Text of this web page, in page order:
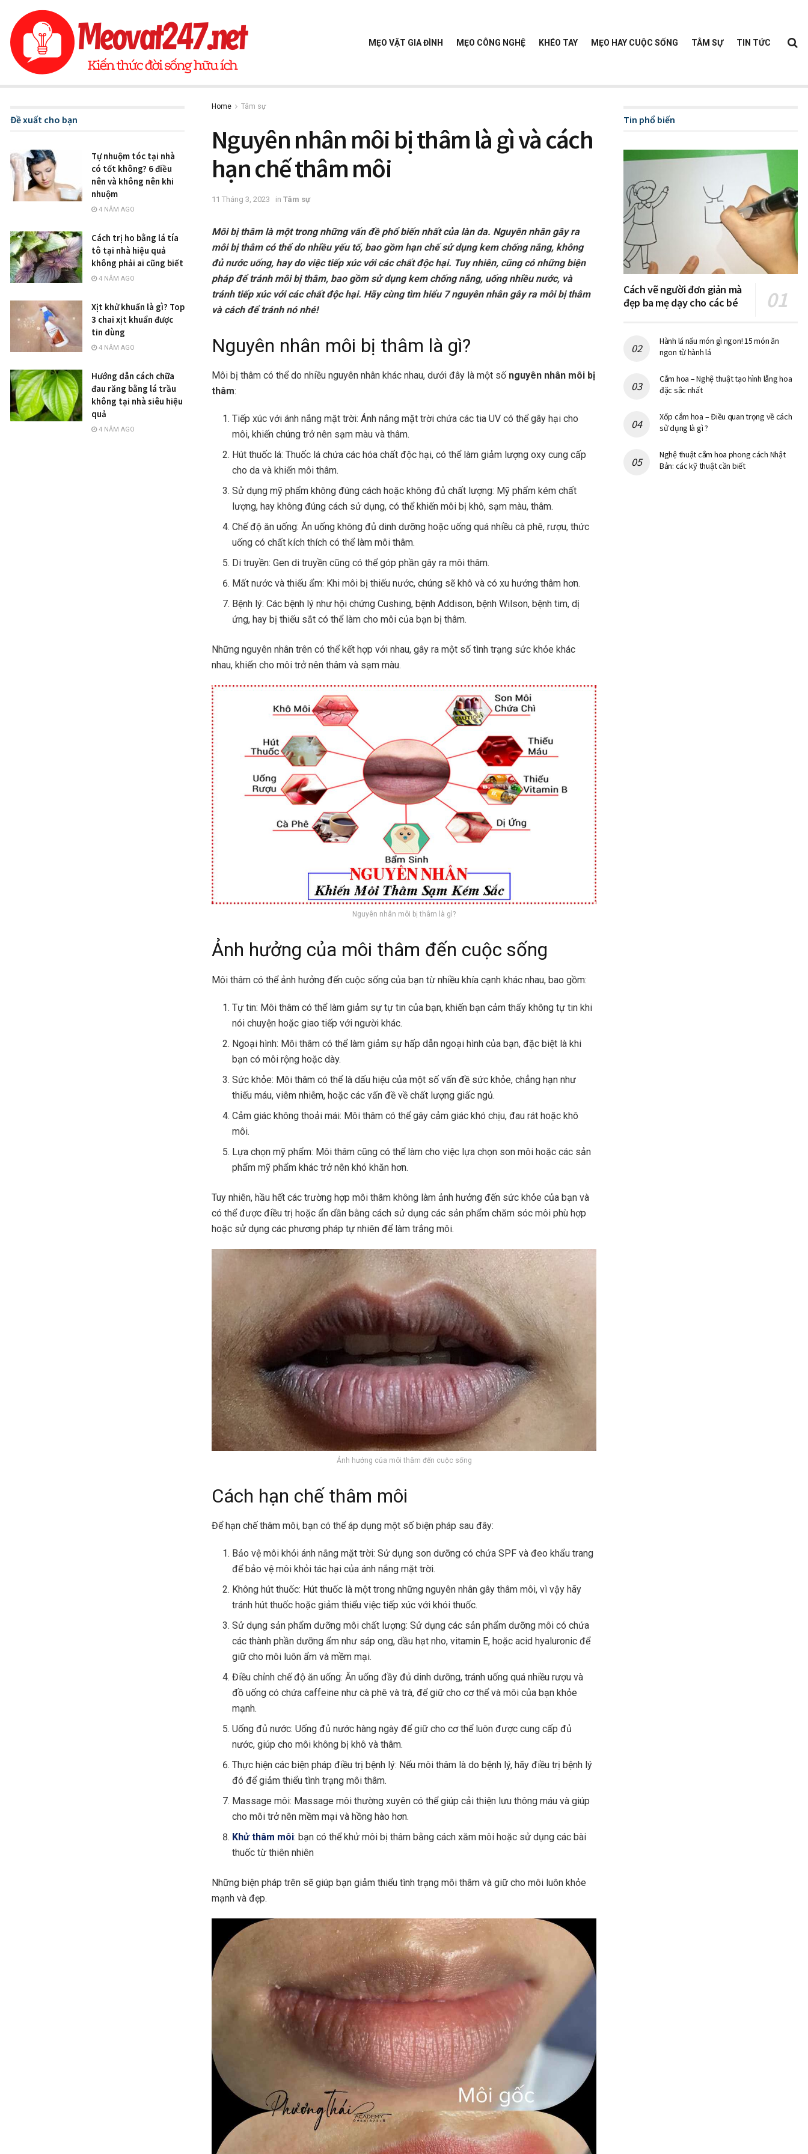
MẸO VẶT GIA ĐÌNH MẸO CÔNG NGHỆ KHÉO TAY MẸO HAY CUỘC SỐNG TÂM SỰ TIN TỨC
Home Tâm sự
Nguyên nhân môi bị thâm là gì và cách
hạn chế thâm môi
11 Tháng 3, 2023 in Tâm sự
Môi bị thâm là một trong những vấn đề phổ biến nhất của làn da. Nguyên nhân gây ra
môi bị thâm có thể do nhiều yếu tố, bao gồm hạn chế sử dụng kem chống nắng, không
đủ nước uống, hay do việc tiếp xúc với các chất độc hại. Tuy nhiên, cũng có những biện
pháp để tránh môi bị thâm, bao gồm sử dụng kem chống nắng, uống nhiều nước, và
tránh tiếp xúc với các chất độc hại. Hãy cùng tìm hiểu 7 nguyên nhân gây ra môi bị thâm
và cách để tránh nó nhé!
Nguyên nhân môi bị thâm là gì?
Môi bị thâm có thể do nhiều nguyên nhân khác nhau, dưới đây là một số nguyên nhân môi bị
thâm:
Tiếp xúc với ánh nắng mặt trời: Ánh nắng mặt trời chứa các tia UV có thể gây hại cho
môi, khiến chúng trở nên sạm màu và thâm.
Hút thuốc lá: Thuốc lá chứa các hóa chất độc hại, có thể làm giảm lượng oxy cung cấp
cho da và khiến môi thâm.
Sử dụng mỹ phẩm không đúng cách hoặc không đủ chất lượng: Mỹ phẩm kém chất
lượng, hay không đúng cách sử dụng, có thể khiến môi bị khô, sạm màu, thâm.
Chế độ ăn uống: Ăn uống không đủ dinh dưỡng hoặc uống quá nhiều cà phê, rượu, thức
uống có chất kích thích có thể làm môi thâm.
Di truyền: Gen di truyền cũng có thể góp phần gây ra môi thâm.
Mất nước và thiếu ẩm: Khi môi bị thiếu nước, chúng sẽ khô và có xu hướng thâm hơn.
Bệnh lý: Các bệnh lý như hội chứng Cushing, bệnh Addison, bệnh Wilson, bệnh tim, dị
ứng, hay bị thiếu sắt có thể làm cho môi của bạn bị thâm.
Những nguyên nhân trên có thể kết hợp với nhau, gây ra một số tình trạng sức khỏe khác
nhau, khiến cho môi trở nên thâm và sạm màu.
Nguyên nhân môi bị thâm là gì?
Ảnh hưởng của môi thâm đến cuộc sống
Môi thâm có thể ảnh hưởng đến cuộc sống của bạn từ nhiều khía cạnh khác nhau, bao gồm:
Tự tin: Môi thâm có thể làm giảm sự tự tin của bạn, khiến bạn cảm thấy không tự tin khi
nói chuyện hoặc giao tiếp với người khác.
Ngoại hình: Môi thâm có thể làm giảm sự hấp dẫn ngoại hình của bạn, đặc biệt là khi
bạn có môi rộng hoặc dày.
Sức khỏe: Môi thâm có thể là dấu hiệu của một số vấn đề sức khỏe, chẳng hạn như
thiếu máu, viêm nhiễm, hoặc các vấn đề về chất lượng giấc ngủ.
Cảm giác không thoải mái: Môi thâm có thể gây cảm giác khó chịu, đau rát hoặc khô
môi.
Lựa chọn mỹ phẩm: Môi thâm cũng có thể làm cho việc lựa chọn son môi hoặc các sản
phẩm mỹ phẩm khác trở nên khó khăn hơn.
Tuy nhiên, hầu hết các trường hợp môi thâm không làm ảnh hưởng đến sức khỏe của bạn và
có thể được điều trị hoặc ẩn dần bằng cách sử dụng các sản phẩm chăm sóc môi phù hợp
hoặc sử dụng các phương pháp tự nhiên để làm trắng môi.
Ảnh hưởng của môi thâm đến cuộc sống
Cách hạn chế thâm môi
Để hạn chế thâm môi, bạn có thể áp dụng một số biện pháp sau đây:
Bảo vệ môi khỏi ánh nắng mặt trời: Sử dụng son dưỡng có chứa SPF và đeo khẩu trang
để bảo vệ môi khỏi tác hại của ánh nắng mặt trời.
Không hút thuốc: Hút thuốc là một trong những nguyên nhân gây thâm môi, vì vậy hãy
tránh hút thuốc hoặc giảm thiểu việc tiếp xúc với khói thuốc.
Sử dụng sản phẩm dưỡng môi chất lượng: Sử dụng các sản phẩm dưỡng môi có chứa
các thành phần dưỡng ẩm như sáp ong, dầu hạt nho, vitamin E, hoặc acid hyaluronic để
giữ cho môi luôn ẩm và mềm mại.
Điều chỉnh chế độ ăn uống: Ăn uống đầy đủ dinh dưỡng, tránh uống quá nhiều rượu và
đồ uống có chứa caffeine như cà phê và trà, để giữ cho cơ thể và môi của bạn khỏe
mạnh.
Uống đủ nước: Uống đủ nước hàng ngày để giữ cho cơ thể luôn được cung cấp đủ
nước, giúp cho môi không bị khô và thâm.
Thực hiện các biện pháp điều trị bệnh lý: Nếu môi thâm là do bệnh lý, hãy điều trị bệnh lý
đó để giảm thiểu tình trạng môi thâm.
Massage môi: Massage môi thường xuyên có thể giúp cải thiện lưu thông máu và giúp
cho môi trở nên mềm mại và hồng hào hơn.
Khử thâm môi: bạn có thể khử môi bị thâm bằng cách xăm môi hoặc sử dụng các bài
thuốc từ thiên nhiên
Những biện pháp trên sẽ giúp bạn giảm thiểu tình trạng môi thâm và giữ cho môi luôn khỏe
mạnh và đẹp.
Đề xuất cho bạn
Tự nhuộm tóc tại nhà
có tốt không? 6 điều
nên và không nên khi
nhuộm
4 NĂM AGO
Cách trị ho bằng lá tía
tô tại nhà hiệu quả
không phải ai cũng biết
4 NĂM AGO
Xịt khử khuẩn là gì? Top
3 chai xịt khuẩn được
tin dùng
4 NĂM AGO
Hướng dẫn cách chữa
đau răng bằng lá trầu
không tại nhà siêu hiệu
quả
4 NĂM AGO
Tin phổ biến
Cách vẽ người đơn giản mà
đẹp ba mẹ dạy cho các bé
Hành lá nấu món gì ngon! 15 món ăn
ngon từ hành lá
Cắm hoa – Nghệ thuật tạo hình lẵng hoa
đặc sắc nhất
Xốp cắm hoa – Điều quan trọng về cách
sử dụng là gì ?
Nghệ thuật cắm hoa phong cách Nhật
Bản: các kỹ thuật cần biết